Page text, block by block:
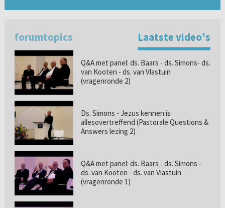
forumtopics Laatste video's
Q&A met panel: ds. Baars - ds. Simons- ds.
van Kooten - ds. van Vlastuin
(vragenronde 2)
Ds. Simons - Jezus kennen is
allesovertreffend (Pastorale Questions &
Answers lezing 2)
Q&A met panel: ds. Baars - ds. Simons -
ds. van Kooten - ds. van Vlastuin
(vragenronde 1)